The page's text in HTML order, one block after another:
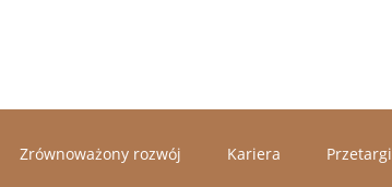
Zrównoważony rozwój Kariera Przetargi